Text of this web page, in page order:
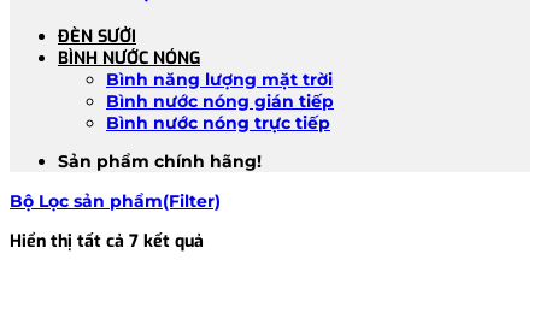
ĐÈN SƯỞI
BÌNH NƯỚC NÓNG
Bình năng lượng mặt trời
Bình nước nóng gián tiếp
Bình nước nóng trực tiếp
Sản phẩm chính hãng!
Bộ Lọc sản phẩm(Filter)
Hiển thị tất cả 7 kết quả